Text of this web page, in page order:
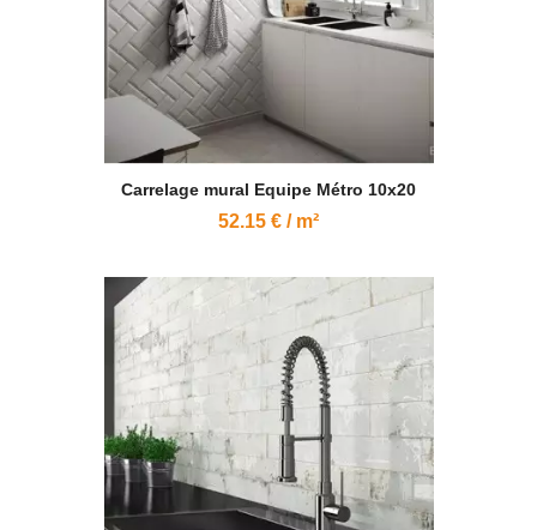
Carrelage mural Equipe Métro 10x20
52.15 € / m²